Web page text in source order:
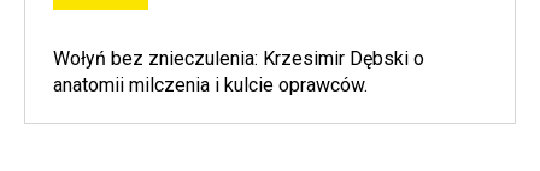
Wołyń bez znieczulenia: Krzesimir Dębski o
anatomii milczenia i kulcie oprawców.